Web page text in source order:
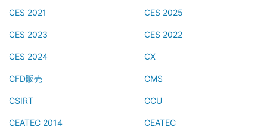
CES 2021 CES 2025
CES 2023 CES 2022
CES 2024 CX
CFD販売 CMS
CSIRT CCU
CEATEC 2014 CEATEC